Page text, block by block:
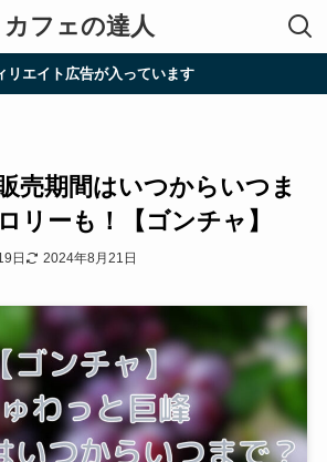
カフェの達人
リエイト広告が入っています
売期間はいつからいつま
リーも！【ゴンチャ】
日 2024年8月21日